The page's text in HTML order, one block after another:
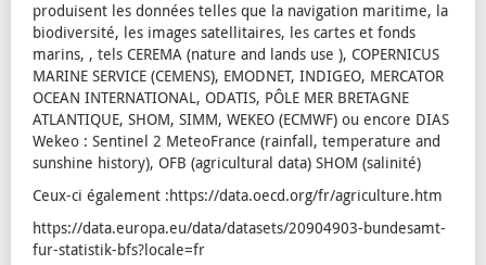
produisent les données telles que la navigation maritime, la
biodiversité, les images satellitaires, les cartes et fonds
marins, , tels CEREMA (nature and lands use ), COPERNICUS
MARINE SERVICE (CEMENS), EMODNET, INDIGEO, MERCATOR
OCEAN INTERNATIONAL, ODATIS, PÔLE MER BRETAGNE
ATLANTIQUE, SHOM, SIMM, WEKEO (ECMWF) ou encore DIAS
Wekeo : Sentinel 2 MeteoFrance (rainfall, temperature and
sunshine history), OFB (agricultural data) SHOM (salinité)
Ceux-ci également :https://data.oecd.org/fr/agriculture.htm
https://data.europa.eu/data/datasets/20904903-bundesamt-
fur-statistik-bfs?locale=fr